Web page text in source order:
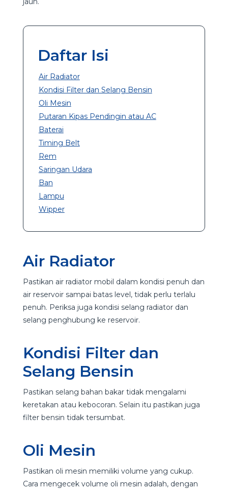
Daftar Isi
Air Radiator
Kondisi Filter dan Selang Bensin
Oli Mesin
Putaran Kipas Pendingin atau AC
Baterai
Timing Belt
Rem
Saringan Udara
Ban
Lampu
Wipper
Air Radiator
Pastikan air radiator mobil dalam kondisi penuh dan
air reservoir sampai batas level, tidak perlu terlalu
penuh. Periksa juga kondisi selang radiator dan
selang penghubung ke reservoir.
Kondisi Filter dan
Selang Bensin
Pastikan selang bahan bakar tidak mengalami
keretakan atau kebocoran. Selain itu pastikan juga
filter bensin tidak tersumbat.
Oli Mesin
Pastikan oli mesin memiliki volume yang cukup.
Cara mengecek volume oli mesin adalah, dengan